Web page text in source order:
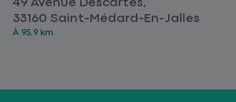
49 Avenue Descartes,
33160 Saint-Médard-En-Jalles
À 95,9 km